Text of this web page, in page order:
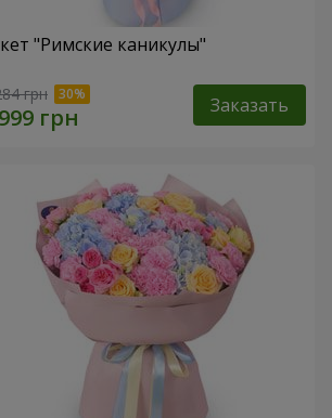
"Римские каникулы"
грн Заказать